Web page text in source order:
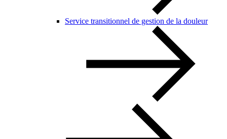
Service transitionnel de gestion de la douleur